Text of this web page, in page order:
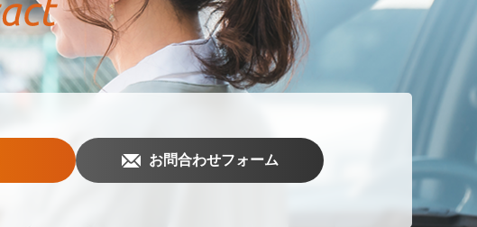
お問合わせフォーム